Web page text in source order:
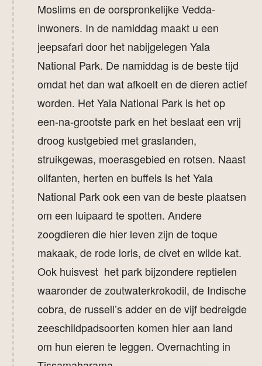
Moslims en de oorspronkelijke Vedda-
inwoners. In de namiddag maakt u een
jeepsafari door het nabijgelegen Yala
National Park. De namiddag is de beste tijd
omdat het dan wat afkoelt en de dieren actief
worden. Het Yala National Park is het op
een-na-grootste park en het beslaat een vrij
droog kustgebied met graslanden,
struikgewas, moerasgebied en rotsen. Naast
olifanten, herten en buffels is het Yala
National Park ook een van de beste plaatsen
om een luipaard te spotten. Andere
zoogdieren die hier leven zijn de toque
makaak, de rode loris, de civet en wilde kat.
Ook huisvest het park bijzondere reptielen
waaronder de zoutwaterkrokodil, de Indische
cobra, de russell’s adder en de vijf bedreigde
zeeschildpadsoorten komen hier aan land
om hun eieren te leggen. Overnachting in